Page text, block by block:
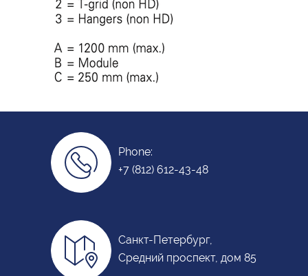
Phone:
+7 (812) 612-43-48
Санкт-Петербург,
Средний проспект, дом 85